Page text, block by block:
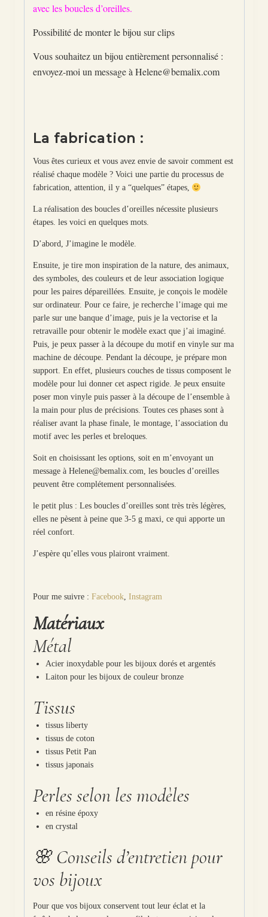
avec les boucles d’oreilles.
Possibilité de monter le bijou sur clips
Vous souhaitez un bijou entièrement personnalisé :
envoyez-moi un message à Helene@bemalix.com
La fabrication :
Vous êtes curieux et vous avez envie de savoir comment est
réalisé chaque modèle ? Voici une partie du processus de
fabrication, attention, il y a “quelques” étapes,
La réalisation des boucles d’oreilles nécessite plusieurs
étapes. les voici en quelques mots.
D’abord, J’imagine le modèle.
Ensuite, je tire mon inspiration de la nature, des animaux,
des symboles, des couleurs et de leur association logique
pour les paires dépareillées. Ensuite, je conçois le modèle
sur ordinateur. Pour ce faire, je recherche l’image qui me
parle sur une banque d’image, puis je la vectorise et la
retravaille pour obtenir le modèle exact que j’ai imaginé.
Puis, je peux passer à la découpe du motif en vinyle sur ma
machine de découpe. Pendant la découpe, je prépare mon
support. En effet, plusieurs couches de tissus composent le
modèle pour lui donner cet aspect rigide. Je peux ensuite
poser mon vinyle puis passer à la découpe de l’ensemble à
la main pour plus de précisions. Toutes ces phases sont à
réaliser avant la phase finale, le montage, l’association du
motif avec les perles et breloques.
Soit en choisissant les options, soit en m’envoyant un
message à Helene@bemalix.com, les boucles d’oreilles
peuvent être complétement personnalisées.
le petit plus : Les boucles d’oreilles sont très très légères,
elles ne pèsent à peine que 3-5 g maxi, ce qui apporte un
réel confort.
J’espère qu’elles vous plairont vraiment.
Pour me suivre : Facebook, Instagram
Matériaux
Métal
Acier inoxydable pour les bijoux dorés et argentés
Laiton pour les bijoux de couleur bronze
Tissus
tissus liberty
tissus de coton
tissus Petit Pan
tissus japonais
Perles selon les modèles
en résine époxy
en crystal
🌸 Conseils d’entretien pour
vos bijoux
Pour que vos bijoux conservent tout leur éclat et la